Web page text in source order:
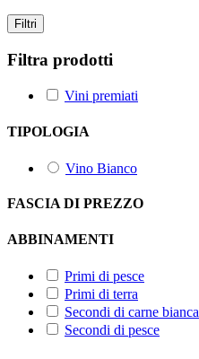
Filtri
Filtra prodotti
Vini premiati
TIPOLOGIA
Vino Bianco
FASCIA DI PREZZO
ABBINAMENTI
Primi di pesce
Primi di terra
Secondi di carne bianca
Secondi di pesce